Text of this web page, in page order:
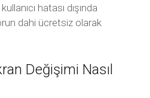
hatası dışında
dahi ücretsiz olarak
Değişimi Nasıl